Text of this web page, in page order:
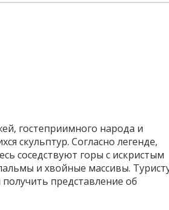
гостеприимного народа и
скульптур. Согласно легенде,
соседствуют горы с искристым
и хвойные массивы.
представление об